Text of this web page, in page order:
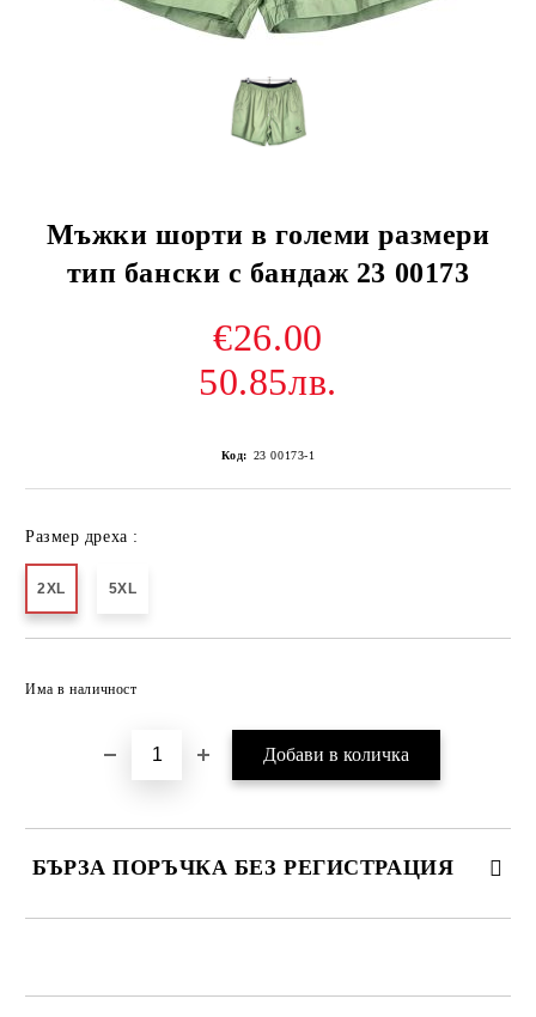
Мъжки шорти в големи размери
тип бански с бандаж 23 00173
€26.00
50.85лв.
Код: 23 00173-1
Размер дреха :
2XL 5XL
Има в наличност
БЪРЗА ПОРЪЧКА БЕЗ РЕГИСТРАЦИЯ